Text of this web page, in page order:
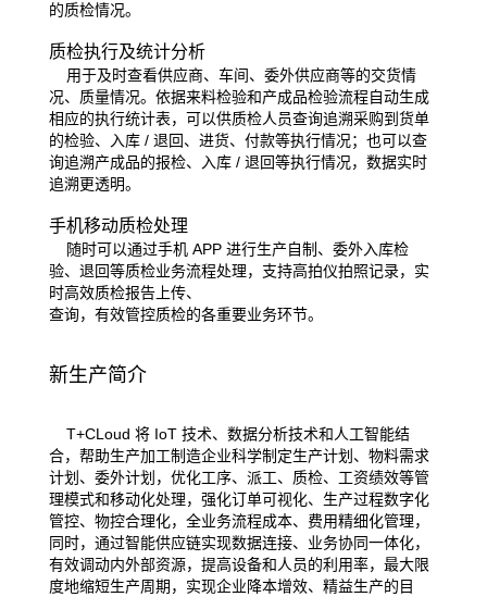
的质检情况。
质检执行及统计分析
用于及时查看供应商、车间、委外供应商等的交货情
况、质量情况。依据来料检验和产成品检验流程自动生成
相应的执行统计表， 可以供质检人员查询追溯采购到货单
的检验、入库 / 退回、进货、付款等执行情况；也可以查
询追溯产成品的报检、入库 / 退回等执行情况，数据实时
追溯更透明。
手机移动质检处理
随时可以通过手机 APP 进行生产自制、委外入库检
验、退回等质检业务流程处理，支持高拍仪拍照记录，实
时高效质检报告上传、
查询，有效管控质检的各重要业务环节。
新生产简介
T+CLoud 将 IoT 技术、数据分析技术和人工智能结
合，帮助生产加工制造企业科学制定生产计划、物料需求
计划、委外计划， 优化工序、派工、质检、工资绩效等管
理模式和移动化处理，强化订单可视化、生产过程数字化
管控、物控合理化，全业务流程成本、费用精细化管理，
同时，通过智能供应链实现数据连接、业务协同一体化，
有效调动内外部资源，提高设备和人员的利用率，最大限
度地缩短生产周期，实现企业降本增效、精益生产的目